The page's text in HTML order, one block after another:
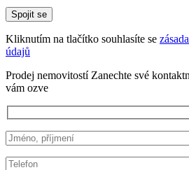
Kliknutím na tlačítko souhlasíte se
údajů
Prodej nemovitostí Zanechte své
vám ozve